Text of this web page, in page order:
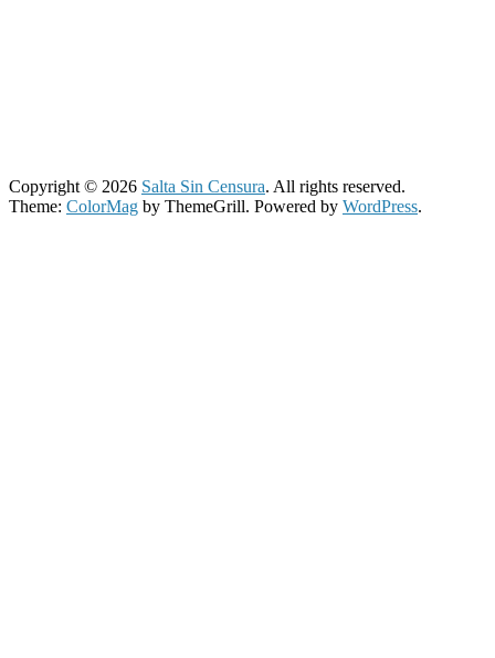
Copyright © 2026 Salta Sin Censura. All rights reserved.
Theme: ColorMag by ThemeGrill. Powered by WordPress.